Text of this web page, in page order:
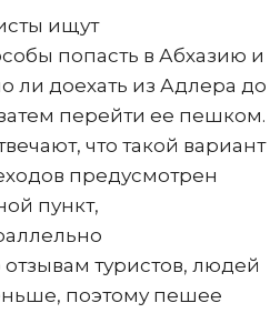
ищут
попасть в Абхазию и
ли доехать из Адлера до
перейти ее пешком.
что такой вариант
предусмотрен
пункт,
туристов, людей
поэтому пешее